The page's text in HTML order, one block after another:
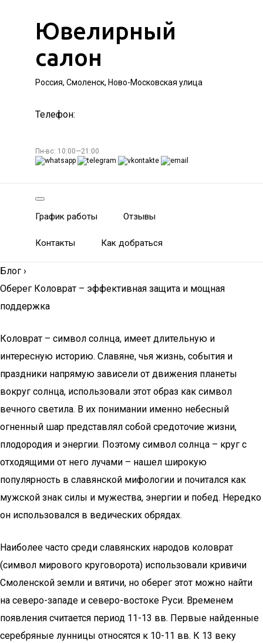
Ювелирный
салон
Россия, Смоленск, Ново-Московская улица
Телефон:
Пн-вс: 10:00—21:00
График работы Отзывы
Контакты Как добраться
Блог ›
Оберег Коловрат – эффективная защита и мощная
поддержка
Коловрат – символ солнца, имеет длительную и
интересную историю. Славяне, чья жизнь, события и
праздники напрямую зависели от движения планеты
вокруг солнца, использовали этот образ как символ
вечного светила. В их понимании именно небесный
огненный шар представлял собой средоточие жизни,
плодородия и энергии. Поэтому символ солнца – круг с
отходящими от него лучами – нашел широкую
популярность в славянской мифологии и почитался как
мужской знак силы и мужества, энергии и побед. Нередко
он использовался в ведических обрядах.
Наиболее часто среди славянских народов коловрат
(символ мирового круговорота) использовали кривичи
Смоленской земли и вятичи, но оберег этот можно найти
на северо-западе и северо-востоке Руси. Временем
появления считается период 11-13 вв. Первые найденные
серебряные лунницы относятся к 10-11 вв. К 13 веку